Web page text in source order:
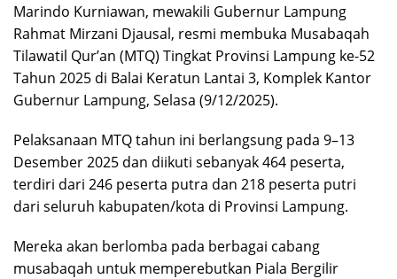
Marindo Kurniawan, mewakili Gubernur Lampung
Rahmat Mirzani Djausal, resmi membuka Musabaqah
Tilawatil Qur’an (MTQ) Tingkat Provinsi Lampung ke-52
Tahun 2025 di Balai Keratun Lantai 3, Komplek Kantor
Gubernur Lampung, Selasa (9/12/2025).
Pelaksanaan MTQ tahun ini berlangsung pada 9–13
Desember 2025 dan diikuti sebanyak 464 peserta,
terdiri dari 246 peserta putra dan 218 peserta putri
dari seluruh kabupaten/kota di Provinsi Lampung.
Mereka akan berlomba pada berbagai cabang
musabaqah untuk memperebutkan Piala Bergilir